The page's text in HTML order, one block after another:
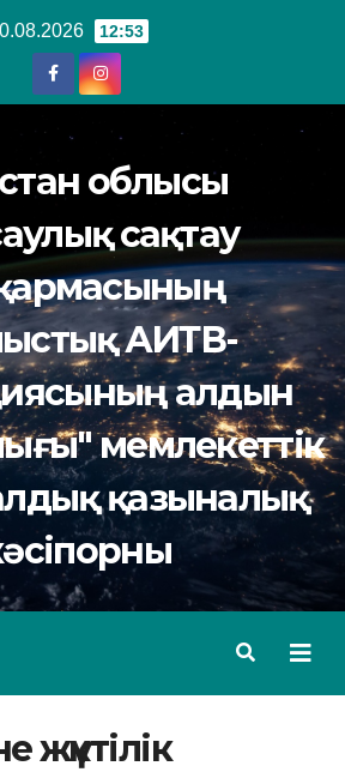
12:53
облысы
сақтау
АИТВ-
алдын
мемлекеттік
қазыналық